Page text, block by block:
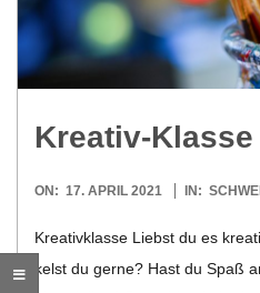
R
E
-
G
Krea­tiv-Klasse
2021-
17
ON: 17. APRIL 2021 IN:
Krea­tiv­klasse Liebst du es
kelst du gerne? Hast du Spaß